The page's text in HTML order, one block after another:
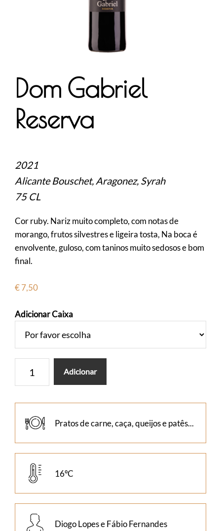
Dom Gabriel
Reserva
2021
Alicante Bouschet, Aragonez, Syrah
75 CL
Cor ruby. Nariz muito completo, com notas de
morango, frutos silvestres e ligeira tosta, Na boca é
envolvente, guloso, com taninos muito sedosos e bom
final.
€7,50
Adicionar Caixa
Gabriel
Reserva
Adicionar
Pratos de carne, caça, queijos e patês...
16ºC
Diogo Lopes e Fábio Fernandes